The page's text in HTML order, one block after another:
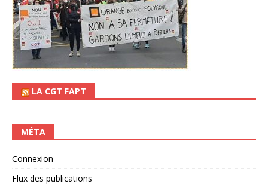
LA CGT FAPT
MÉTA
Connexion
Flux des publications